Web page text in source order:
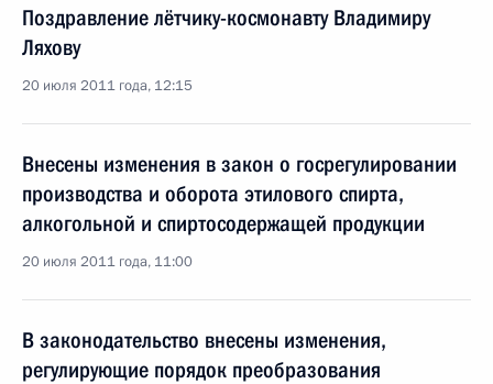
Поздравление лётчику-космонавту Владимиру
Ляхову
20 июля 2011 года, 12:15
Внесены изменения в закон о госрегулировании
производства и оборота этилового спирта,
алкогольной и спиртосодержащей продукции
20 июля 2011 года, 11:00
В законодательство внесены изменения,
регулирующие порядок преобразования